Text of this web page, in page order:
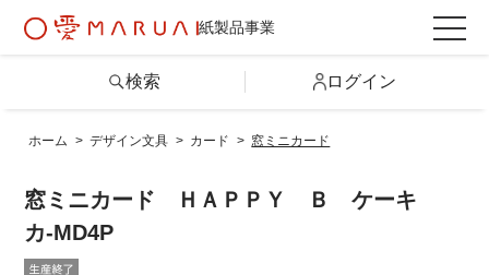
紙製品事業
検索 ログイン
ホーム > デザイン文具 > カード > 窓ミニカード
窓ミニカード ＨＡＰＰＹ Ｂ ケーキ
カ-MD4P